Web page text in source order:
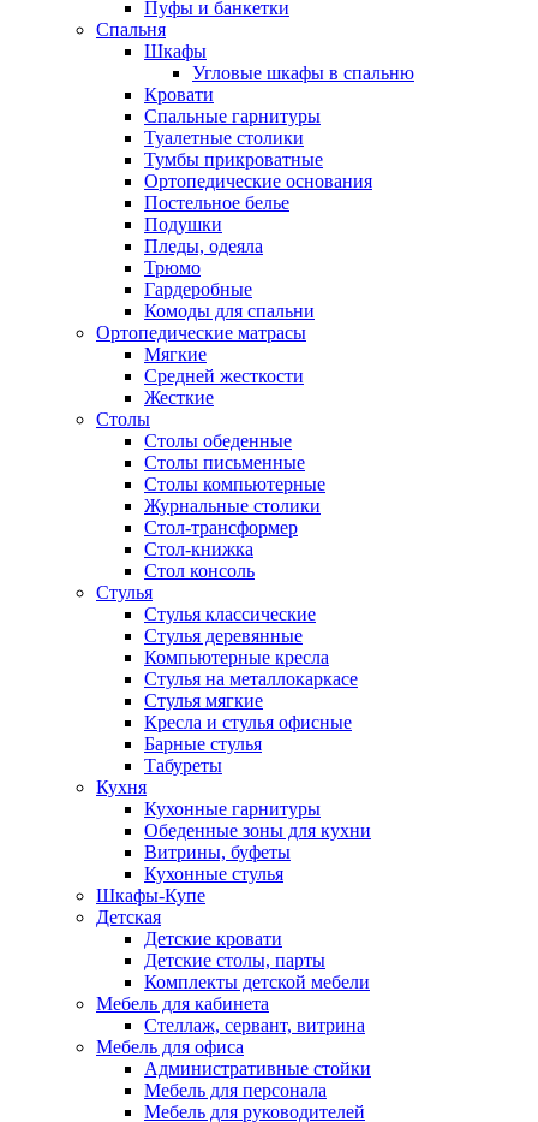
Пуфы и банкетки
Спальня
Шкафы
Угловые шкафы в спальню
Кровати
Спальные гарнитуры
Туалетные столики
Тумбы прикроватные
Ортопедические основания
Постельное белье
Подушки
Пледы, одеяла
Трюмо
Гардеробные
Комоды для спальни
Ортопедические матрасы
Мягкие
Средней жесткости
Жесткие
Столы
Столы обеденные
Столы письменные
Столы компьютерные
Журнальные столики
Стол-трансформер
Стол-книжка
Стол консоль
Стулья
Стулья классические
Стулья деревянные
Компьютерные кресла
Стулья на металлокаркасе
Стулья мягкие
Кресла и стулья офисные
Барные стулья
Табуреты
Кухня
Кухонные гарнитуры
Обеденные зоны для кухни
Витрины, буфеты
Кухонные стулья
Шкафы-Купе
Детская
Детские кровати
Детские столы, парты
Комплекты детской мебели
Мебель для кабинета
Стеллаж, сервант, витрина
Мебель для офиса
Административные стойки
Мебель для персонала
Мебель для руководителей